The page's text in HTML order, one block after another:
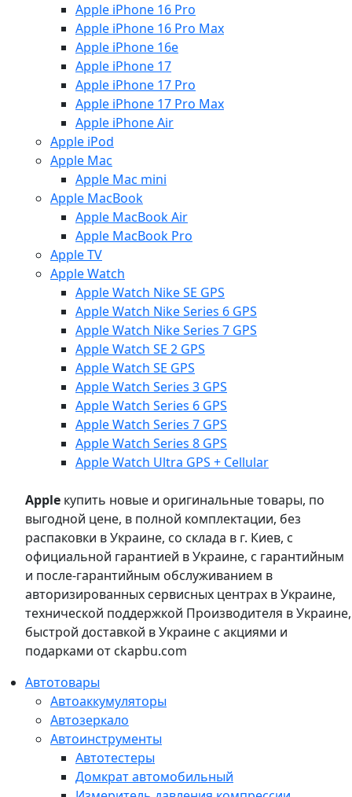
Apple iPhone 16 Pro
Apple iPhone 16 Pro Max
Apple iPhone 16e
Apple iPhone 17
Apple iPhone 17 Pro
Apple iPhone 17 Pro Max
Apple iPhone Air
Apple iPod
Apple Mac
Apple Mac mini
Apple MacBook
Apple MacBook Air
Apple MacBook Pro
Apple TV
Apple Watch
Apple Watch Nike SE GPS
Apple Watch Nike Series 6 GPS
Apple Watch Nike Series 7 GPS
Apple Watch SE 2 GPS
Apple Watch SE GPS
Apple Watch Series 3 GPS
Apple Watch Series 6 GPS
Apple Watch Series 7 GPS
Apple Watch Series 8 GPS
Apple Watch Ultra GPS + Cellular
Apple купить новые и оригинальные товары, по
выгодной цене, в полной комплектации, без
распаковки в Украине, со склада в г. Киев, с
официальной гарантией в Украине, с гарантийным
и после-гарантийным обслуживанием в
авторизированных сервисных центрах в Украине,
технической поддержкой Производителя в Украине,
быстрой доставкой в Украине с акциями и
подарками от ckapbu.com
Автотовары
Автоаккумуляторы
Автозеркало
Автоинструменты
Автотестеры
Домкрат автомобильный